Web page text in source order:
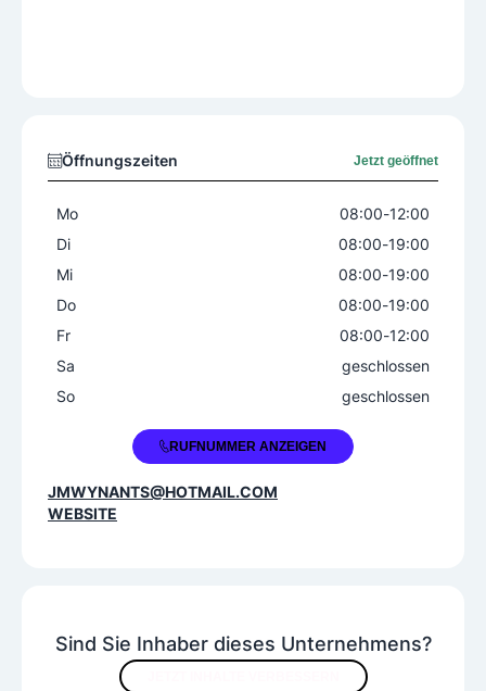
Sind Sie Inhaber dieses Unternehmens?
Öffnungszeiten Jetzt geöffnet
Mo 08:00-12:00
Di
08:00-19:00
Mi
08:00-19:00
Do
08:00-19:00
Fr
08:00-12:00
Sa
geschlossen
So
geschlossen
+43 676 4656145RUFNUMMER ANZEIGEN
JMWYNANTS@HOTMAIL.COM
WEBSITE